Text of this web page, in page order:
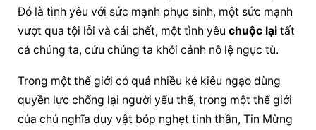
Đó là tình yêu với sức mạnh phục sinh, một sức mạnh
vượt qua tội lỗi và cái chết, một tình yêu chuộc lại tất
cả chúng ta, cứu chúng ta khỏi cảnh nô lệ ngục tù.
Trong một thế giới có quá nhiều kẻ kiêu ngạo dùng
quyền lực chống lại người yếu thế, trong một thế giới
của chủ nghĩa duy vật bóp nghẹt tinh thần, Tin Mừng